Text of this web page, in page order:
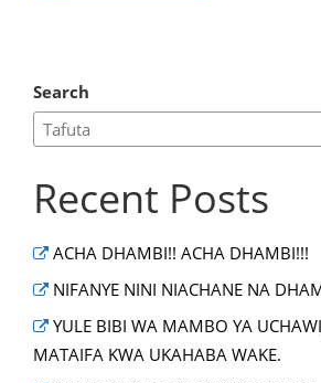
Search
Recent Posts
ACHA DHAMBI!! ACHA DHAMBI!!!
NIFANYE NINI NIACHANE NA
YULE BIBI WA MAMBO YA
MATAIFA KWA UKAHABA WAKE.